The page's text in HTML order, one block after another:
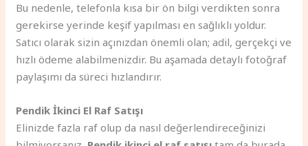
Bu nedenle, telefonla kısa bir ön bilgi verdikten sonra
gerekirse yerinde keşif yapılması en sağlıklı yoldur.
Satıcı olarak sizin açınızdan önemli olan; adil, gerçekçi ve
hızlı ödeme alabilmenizdir. Bu aşamada detaylı fotoğraf
paylaşımı da süreci hızlandırır.
Pendik İkinci El Raf Satışı
Elinizde fazla raf olup da nasıl değerlendireceğinizi